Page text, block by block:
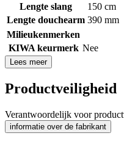
Lengte slang
150 cm
Lengte douchearm 390 mm
Milieukenmerken
KIWA keurmerk Nee
Lees meer
Productveiligheid
Verantwoordelijk voor
informatie over de fabrikant